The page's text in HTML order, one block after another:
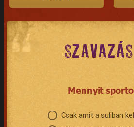
SZAVAZÁS
Mennyit
Csak amit a suliban